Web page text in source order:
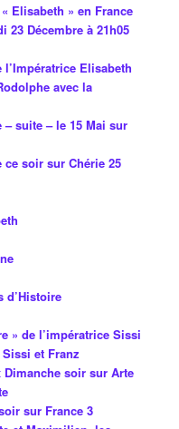
Elisabeth » en France
23 Décembre à 21h05
l’Impératrice Elisabeth
avec la
suite – le 15 Mai sur
ce soir sur Chérie 25
d’Histoire
» de l’impératrice Sissi
et Franz
soir sur Arte
sur France 3